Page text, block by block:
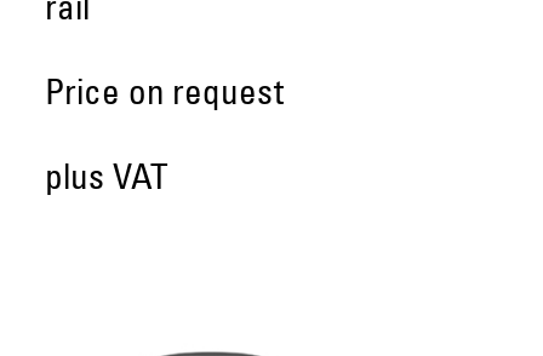
rail
Price on request
plus VAT